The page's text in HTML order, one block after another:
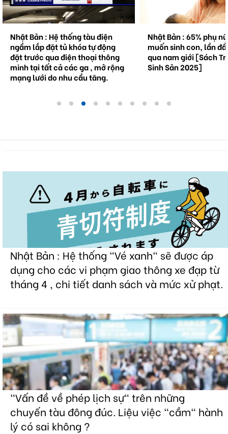
Nhật Bản : Hệ thống tàu điện
ngầm lắp đặt tủ khóa tự động
đặt trước qua điện thoại thông
minh tại tất cả các ga , mở rộng
mạng lưới do nhu cầu tăng.
Nhật Bản : 65% phụ
muốn sinh con, lần
qua nam giới [Sách
Sinh Sản 2025]
Nhật Bản : Hệ thống "Vé xanh" sẽ được áp
dụng cho các vi phạm giao thông xe đạp từ
tháng 4 , chi tiết danh sách và mức xử phạt.
"Vấn đề về phép lịch sự" trên những
chuyến tàu đông đúc. Liệu việc "cầm" hành
lý có sai không ?